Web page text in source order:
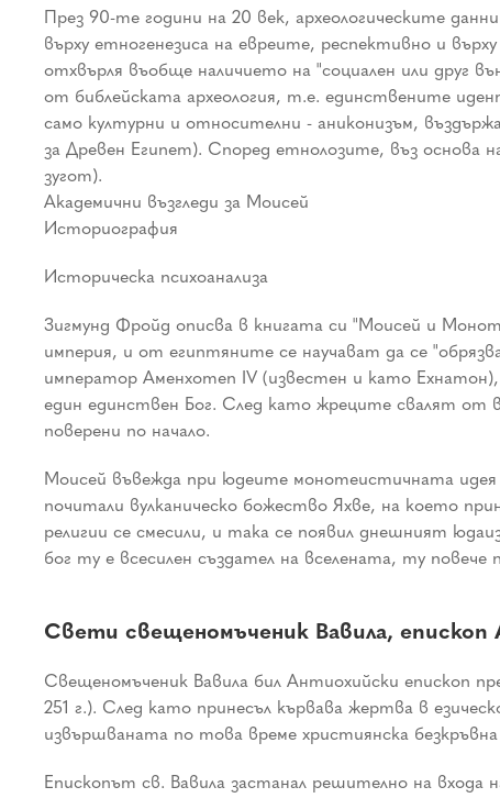
През 90-те години на 20 век, археологическите
върху етногенезиса на евреите, респективно и
отхвърля въобще наличието на "социален или друг
от библейската археология, т.е. единствените
само културни и относителни - аниконизъм,
за Древен Египет). Според етнолозите, въз основа
зугот).
Академични възгледи за Моисей
Историография
Историческа психоанализа
Зигмунд Фройд описва в книгата си "Моисей и
империя, и от египтяните се научават да се
император Аменхотеп IV (известен и като
един единствен Бог. След като жреците свалят от
поверени по начало.
Моисей въвежда при юдеите монотеистичната
почитали вулканическо божество Яхве, на което
религии се смесили, и така се появил днешният
бог ту е всесилен създател на вселената, ту
Свети свещеномъченик Вавила, епископ
Свещеномъченик Вавила бил Антиохийски епископ
251 г.). След като принесъл кървава жертва в
извършваната по това време християнска
Епископът св. Вавила застанал решително на входа